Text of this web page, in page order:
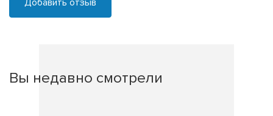
Добавить отзыв
Вы недавно смотрели